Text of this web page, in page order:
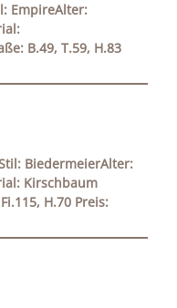
EmpireAlter:
B.49, T.59, H.83
BiedermeierAlter:
Kirschbaum
H.70 Preis: